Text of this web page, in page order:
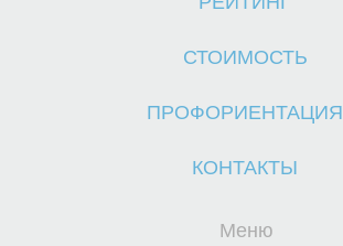
СТОИМОСТЬ
ПРОФОРИЕНТАЦИЯ
КОНТАКТЫ
Меню